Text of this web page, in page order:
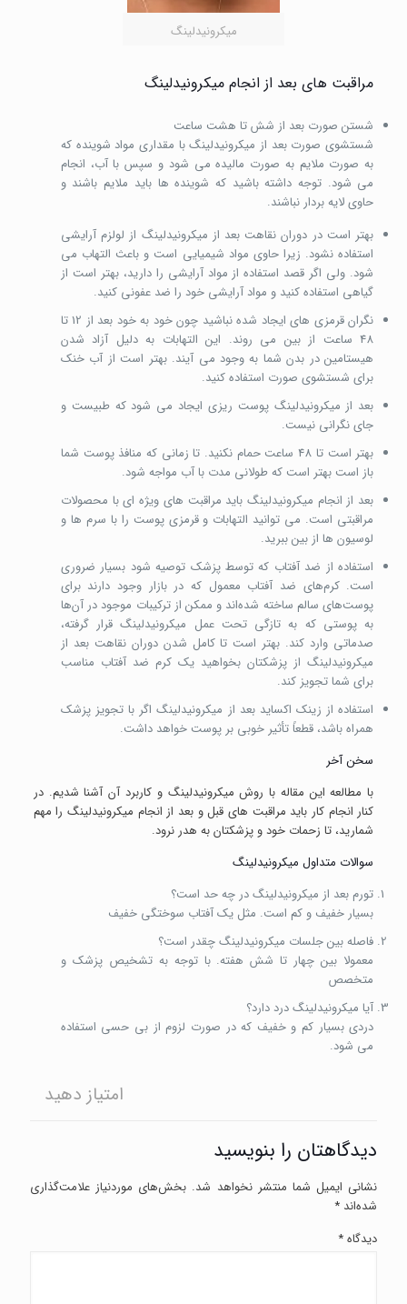
میکرونیدلینگ
مراقبت های بعد از انجام میکرونیدلینگ
شستن صورت بعد از شش تا هشت ساعت
شستشوی صورت بعد از میکرونیدلینگ با مقداری مواد شوینده که
به صورت ملایم به صورت مالیده می شود و سپس با آب، انجام
می شود. توجه داشته باشید که شوینده ها باید ملایم باشند و
حاوی لایه بردار نباشند.
بهتر است در دوران نقاهت بعد از میکرونیدلینگ از لولزم آرایشی
استفاده نشود. زیرا حاوی مواد شیمیایی است و باعث التهاب می
شود. ولی اگر قصد استفاده از مواد آرایشی را دارید، بهتر است از
گیاهی استفاده کنید و مواد آرایشی خود را ضد عفونی کنید.
نگران قرمزی های ایجاد شده نباشید چون خود به خود بعد از 12 تا
48 ساعت از بین می روند. این التهابات به دلیل آزاد شدن
هیستامین در بدن شما به وجود می آیند. بهتر است از آب خنک
برای شستشوی صورت استفاده کنید.
بعد از میکرونیدلینگ پوست ریزی ایجاد می شود که طبیست و
جای نگرانی نیست.
بهتر است تا 48 ساعت حمام نکنید. تا زمانی که منافذ پوست شما
باز است بهتر است که طولانی مدت با آب مواجه شود.
بعد از انجام میکرونیدلینگ باید مراقبت های ویژه ای با محصولات
مراقبتی است. می توانید التهابات و قرمزی پوست را با سرم ها و
لوسیون ها از بین ببرید.
استفاده از ضد آفتاب که توسط پزشک توصیه شود بسیار ضروری
است. کرم‌های ضد آفتاب معمول که در بازار وجود دارند برای
پوست‌های سالم ساخته شده‌اند و ممکن از ترکیبات موجود در آن‌ها
به پوستی که به تازگی تحت عمل میکرونیدلینگ قرار گرفته،
صدماتی وارد کند. بهتر است تا کامل شدن دوران نقاهت بعد از
میکرونیدلینگ از پزشکتان بخواهید یک کرم ضد آفتاب مناسب
برای شما تجویز کند.
استفاده از زینک اکساید بعد از میکرونیدلینگ اگر با تجویز پزشک
همراه باشد، قطعاً تأثیر خوبی بر پوست خواهد داشت.
سخن آخر
با مطالعه این مقاله با روش میکرونیدلینگ و کاربرد آن آشنا شدیم. در
کنار انجام کار باید مراقبت های قبل و بعد از انجام میکرونیدلینگ را مهم
شمارید، تا زحمات خود و پزشکتان به هدر نرود.
سوالات متداول میکرونیدلینگ
تورم بعد از میکرونیدلینگ در چه حد است؟
بسیار خفیف و کم است. مثل یک آفتاب سوختگی خفیف
فاصله بین جلسات میکرونیدلینگ چقدر است؟
معمولا بین چهار تا شش هفته. با توجه به تشخیص پزشک و
متخصص
آیا میکرونیدلینگ درد دارد؟
دردی بسیار کم و خفیف که در صورت لزوم از بی حسی استفاده
می شود.
امتیاز دهید
دیدگاهتان را بنویسید
نشانی ایمیل شما منتشر نخواهد شد. بخش‌های موردنیاز علامت‌گذاری
شده‌اند *
دیدگاه*